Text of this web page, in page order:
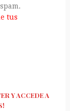
tus
Y ACCEDE A